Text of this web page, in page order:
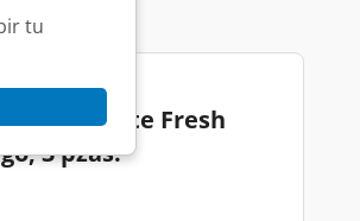
tu
Hidratante Fresh
3 pzas.